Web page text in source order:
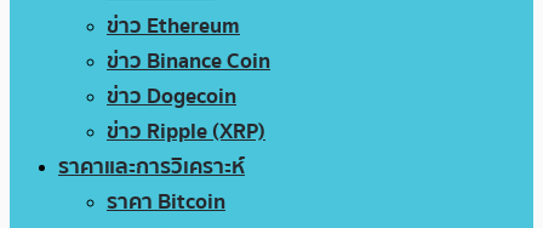
ข่าว Ethereum
ข่าว Binance Coin
ข่าว Dogecoin
ข่าว Ripple (XRP)
ราคาและการวิเคราะห์
ราคา Bitcoin